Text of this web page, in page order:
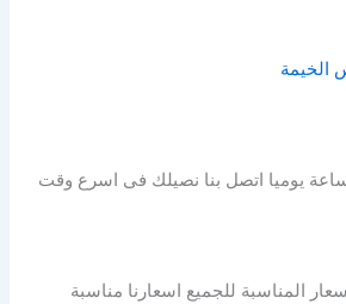
الخيمة
يوميا اتصل بنا نصيلك فى اسرع وقت
المناسبة للجميع اسعارنا مناسبة